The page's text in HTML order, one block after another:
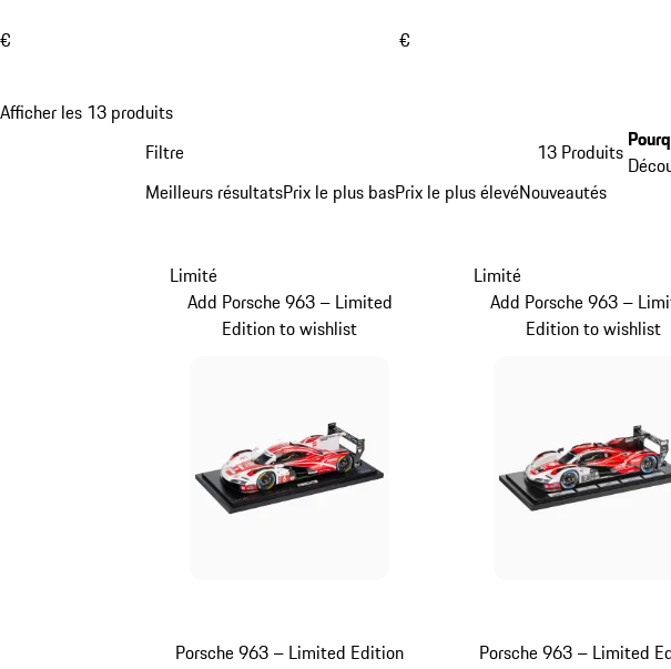
€ €
Afficher les 13 produits
Filtre
Meilleurs résultatsPrix le plus basPrix le plus élevéNouveautés
13 Produits
Porsche 963 – Limited Edition
Limité
Add Porsche 963 – Limited
Edition to wishlist
Porsche 963 – Limited
Limité
Add Porsche 963 –
Edition to wishlist